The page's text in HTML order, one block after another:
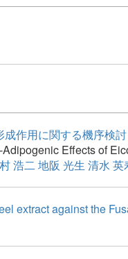
作用に関する機序検
Effects of
浩二 地阪 光生 清水 英
extract against the